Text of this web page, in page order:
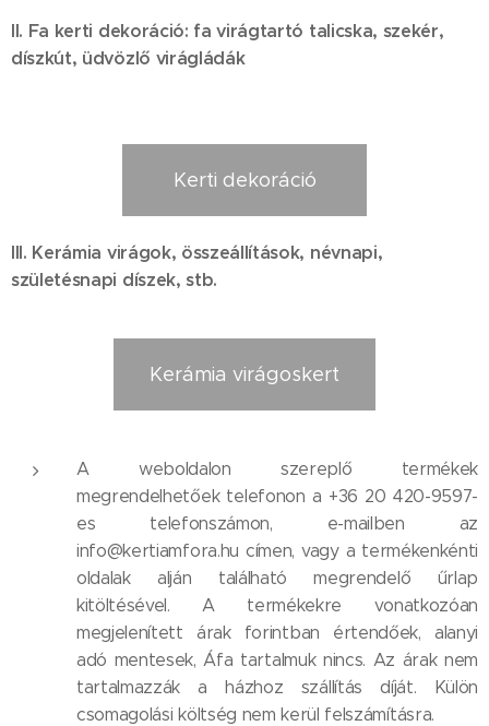
II. Fa kerti dekoráció: fa virágtartó talicska, szekér,
díszkút, üdvözlő virágládák
Kerti dekoráció
III. Kerámia virágok, összeállítások, névnapi,
születésnapi díszek, stb.
Kerámia virágoskert
A weboldalon szereplő termékek
megrendelhetőek telefonon a +36 20 420-9597-
es telefonszámon, e-mailben az
info@kertiamfora.hu címen, vagy a termékenkénti
oldalak alján található megrendelő űrlap
kitöltésével. A termékekre vonatkozóan
megjelenített árak forintban értendőek, alanyi
adó mentesek, Áfa tartalmuk nincs. Az árak nem
tartalmazzák a házhoz szállítás díját. Külön
csomagolási költség nem kerül felszámításra.